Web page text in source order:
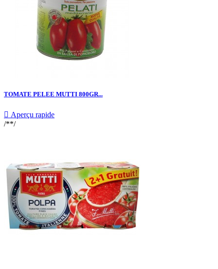
TOMATE PELEE MUTTI 800GR...
 Aperçu rapide
/**/